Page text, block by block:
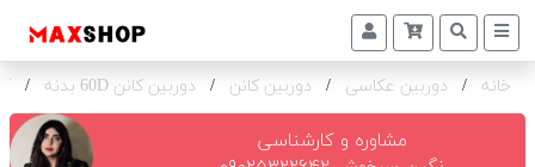
دوربین
و
خانه / دوربین عکاسی / دوربین کانن / دوربین کانن 60D بدنه /
مشاوره و کارشناسی